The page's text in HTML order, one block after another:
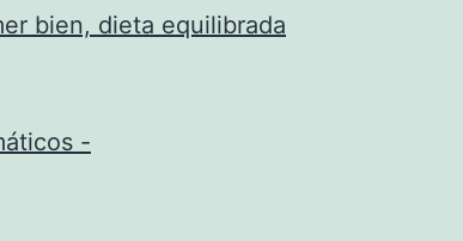
bien, dieta equilibrada
-